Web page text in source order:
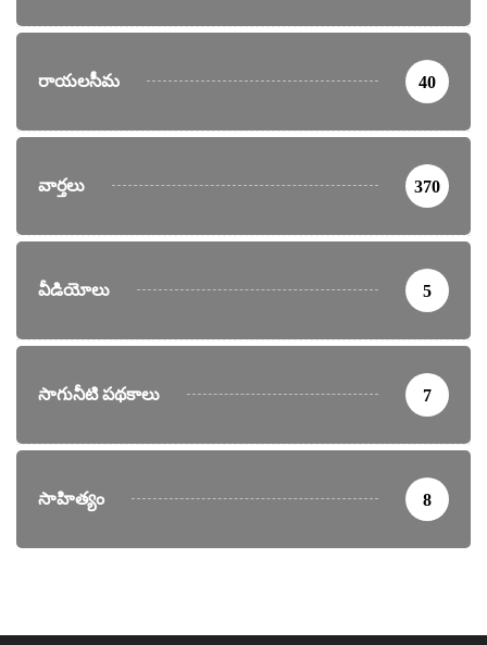
రాయలసీమ 40
వార్తలు 370
వీడియోలు 5
సాగునీటి పథకాలు 7
సాహిత్యం 8